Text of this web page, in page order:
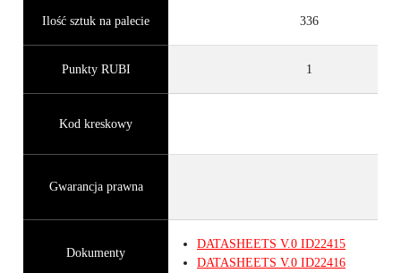
Ilość sztuk na palecie 336
Punkty RUBI 1
Kod kreskowy
Gwarancja prawna
Dokumenty
DATASHEETS V.0 ID22415
DATASHEETS V.0 ID22416